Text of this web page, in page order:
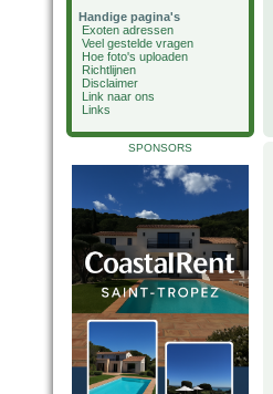
Handige pagina's
Exoten adressen
Veel gestelde vragen
Hoe foto's uploaden
Richtlijnen
Disclaimer
Link naar ons
Links
SPONSORS